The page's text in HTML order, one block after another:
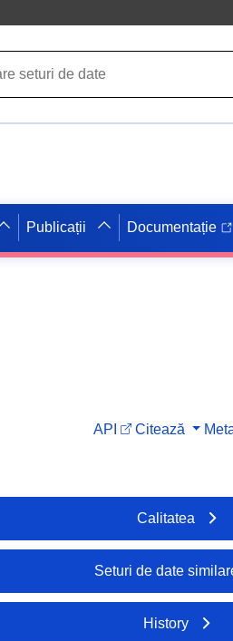
Publicații Documentație
API Citează
Calitatea
Seturi de date
History